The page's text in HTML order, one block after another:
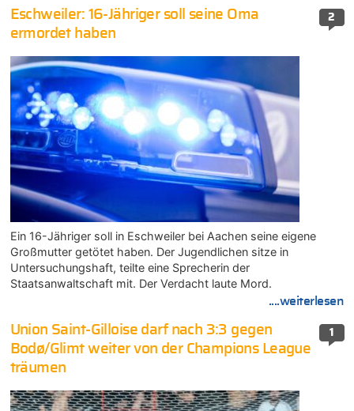
2
Eschweiler: 16-Jähriger soll seine Oma
ermordet haben
Ein 16-Jähriger soll in Eschweiler bei Aachen seine eigene
Großmutter getötet haben. Der Jugendlichen sitze in
Untersuchungshaft, teilte eine Sprecherin der
Staatsanwaltschaft mit. Der Verdacht laute Mord.
....weiterlesen
1
Union Saint-Gilloise darf nach 3:3 gegen
Bodø/Glimt weiter von der Champions League
träumen